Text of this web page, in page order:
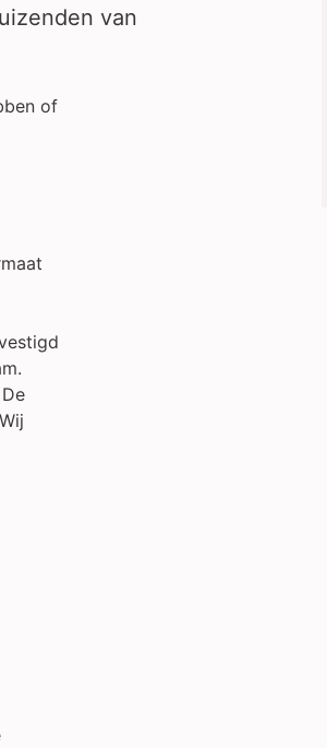
van
of